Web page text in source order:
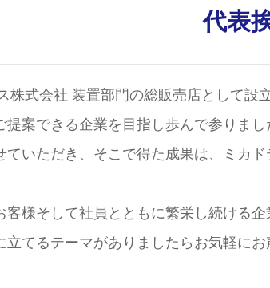
代表
株式会社 装置部門の総販売店として
提案できる企業を目指し歩んで参りま
いただき、そこで得た成果は、ミカ
様そして社員とともに繁栄し続ける企
立てるテーマがありましたらお気軽に